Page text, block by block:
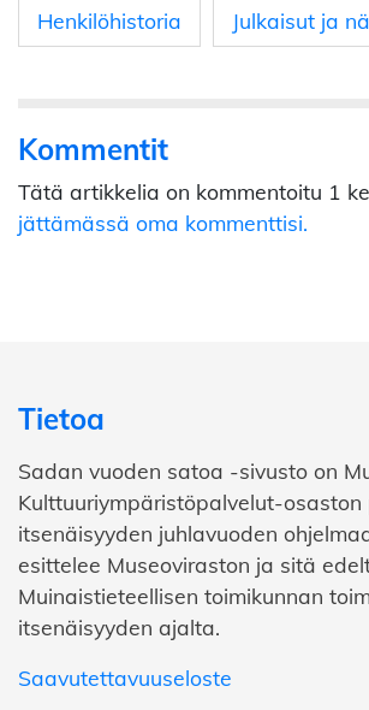
Henkilöhistoria Julkaisut ja
Kommentit
Tätä artikkelia on kommentoitu 1
jättämässä oma kommenttisi.
Tietoa
Sadan vuoden satoa -sivusto on
Kulttuuriympäristöpalvelut-osaston
itsenäisyyden juhlavuoden
esittelee Museoviraston ja sitä
Muinaistieteellisen toimikunnan
itsenäisyyden ajalta.
Saavutettavuuseloste